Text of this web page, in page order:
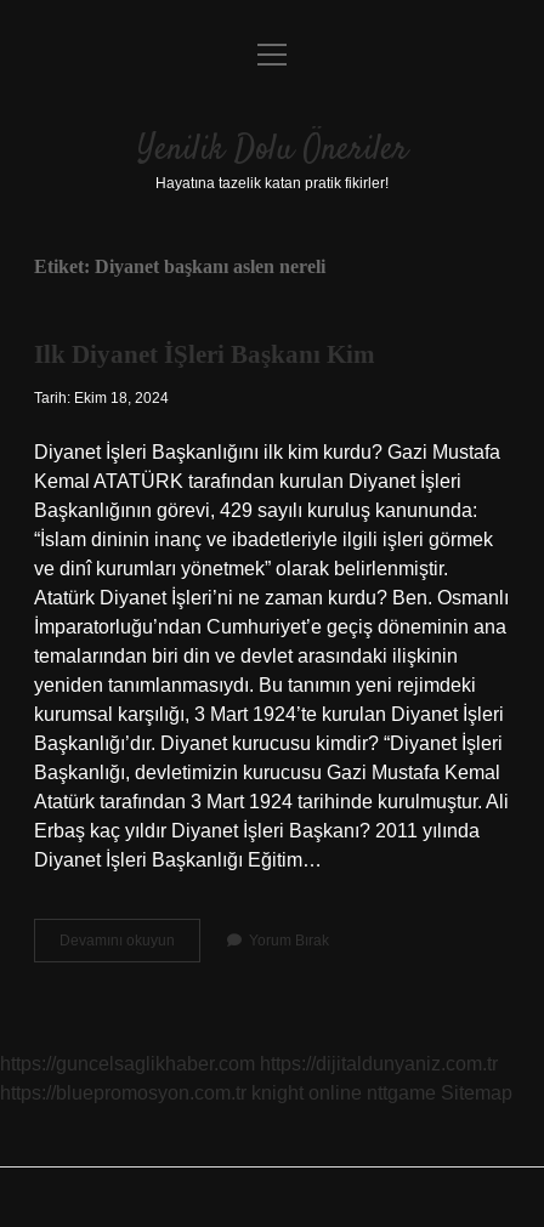
Anasayfa
Yasal Uyarı
menüyü
Yenilik Dolu Öneriler
Hayatına tazelik katan pratik fikirler!
Etiket: Diyanet başkanı aslen nereli
Ilk Diyanet İŞleri Başkanı Kim
Tarih: Ekim 18, 2024
Diyanet İşleri Başkanlığını ilk kim kurdu? Gazi Mustafa
Kemal ATATÜRK tarafından kurulan Diyanet İşleri
Başkanlığının görevi, 429 sayılı kuruluş kanununda:
“İslam dininin inanç ve ibadetleriyle ilgili işleri görmek
ve dinî kurumları yönetmek” olarak belirlenmiştir.
Atatürk Diyanet İşleri’ni ne zaman kurdu? Ben. Osmanlı
İmparatorluğu’ndan Cumhuriyet’e geçiş döneminin ana
temalarından biri din ve devlet arasındaki ilişkinin
yeniden tanımlanmasıydı. Bu tanımın yeni rejimdeki
kurumsal karşılığı, 3 Mart 1924’te kurulan Diyanet İşleri
Başkanlığı’dır. Diyanet kurucusu kimdir? “Diyanet İşleri
Başkanlığı, devletimizin kurucusu Gazi Mustafa Kemal
Atatürk tarafından 3 Mart 1924 tarihinde kurulmuştur. Ali
Erbaş kaç yıldır Diyanet İşleri Başkanı? 2011 yılında
Diyanet İşleri Başkanlığı Eğitim…
Devamını okuyun
Diyanet
Yorum Bırak
https://guncelsaglikhaber.com https://dijitaldunyaniz.com.tr
https://bluepromosyon.com.tr knight online nttgame Sitemap